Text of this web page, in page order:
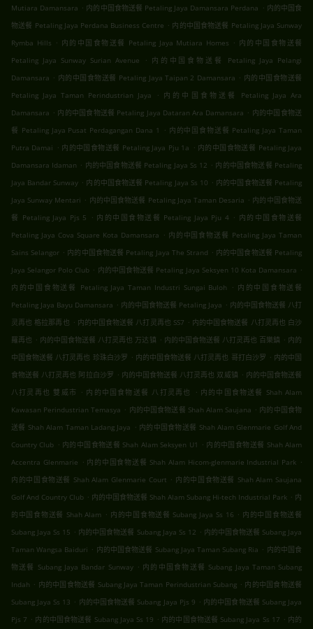
Mutiara Damansara . 内的中国食物送餐 Petaling Jaya Damansara Perdana . 内的中国食
物送餐 Petaling Jaya Perdana Business Centre . 内的中国食物送餐 Petaling Jaya Sunway
Rymba Hills . 内的中国食物送餐 Petaling Jaya Mutiara Homes . 内的中国食物送餐
Petaling Jaya Sunway Surian Avenue
. 内的中国食物送餐 Petaling Jaya Pelangi
Damansara . 内的中国食物送餐 Petaling Jaya Taipan 2 Damansara . 内的中国食物送餐
Petaling Jaya Taman Perindustrian Jaya
. 内的中国食物送餐 Petaling Jaya Ara
Damansara . 内的中国食物送餐 Petaling Jaya Dataran Ara Damansara . 内的中国食物送
餐 Petaling Jaya Pusat Perdagangan Dana 1
. 内的中国食物送餐 Petaling Jaya Taman
Putra Damai . 内的中国食物送餐 Petaling Jaya Pju 1a . 内的中国食物送餐 Petaling Jaya
Damansara Idaman . 内的中国食物送餐 Petaling Jaya Ss 12 . 内的中国食物送餐 Petaling
Jaya Bandar Sunway . 内的中国食物送餐 Petaling Jaya Ss 10 . 内的中国食物送餐 Petaling
Jaya Sunway Mentari . 内的中国食物送餐 Petaling Jaya Taman Desaria . 内的中国食物送
餐 Petaling Jaya Pjs 5
. 内的中国食物送餐 Petaling Jaya Pju 4 . 内的中国食物送餐
Petaling Jaya Cova Square Kota Damansara . 内的中国食物送餐 Petaling Jaya Taman
Sains Selangor . 内的中国食物送餐 Petaling Jaya The Strand . 内的中国食物送餐 Petaling
Jaya Selangor Polo Club . 内的中国食物送餐 Petaling Jaya Seksyen 10 Kota Damansara .
内的中国食物送餐 Petaling Jaya Taman Industri Sungai Buloh
. 内的中国食物送餐
Petaling Jaya Bayu Damansara . 内的中国食物送餐 Petaling Jaya . 内的中国食物送餐 八打
灵再也 格拉那再也 . 内的中国食物送餐 八打灵再也 SS7 . 内的中国食物送餐 八打灵再也 白沙
羅再也 . 内的中国食物送餐 八打灵再也 万达镇 . 内的中国食物送餐 八打灵再也 百樂鎮 . 内的
中国食物送餐 八打灵再也 珍珠白沙罗 . 内的中国食物送餐 八打灵再也 哥打白沙罗 . 内的中国
食物送餐 八打灵再也 阿拉白沙罗 . 内的中国食物送餐 八打灵再也 双威镇 . 内的中国食物送餐
八打灵再也 雙威市
. 内的中国食物送餐 八打灵再也 . 内的中国食物送餐 Shah Alam
Kawasan Perindustrian Temasya . 内的中国食物送餐 Shah Alam Saujana . 内的中国食物
送餐 Shah Alam Taman Ladang Jaya . 内的中国食物送餐 Shah Alam Glenmarie Golf And
Country Club . 内的中国食物送餐 Shah Alam Seksyen U1 . 内的中国食物送餐 Shah Alam
Accentra Glenmarie . 内的中国食物送餐 Shah Alam Hicom-glenmarie Industrial Park .
内的中国食物送餐 Shah Alam Glenmarie Court . 内的中国食物送餐 Shah Alam Saujana
Golf And Country Club . 内的中国食物送餐 Shah Alam Subang Hi-tech Industrial Park . 内
的中国食物送餐 Shah Alam . 内的中国食物送餐 Subang Jaya Ss 16 . 内的中国食物送餐
Subang Jaya Ss 15 . 内的中国食物送餐 Subang Jaya Ss 12 . 内的中国食物送餐 Subang Jaya
Taman Wangsa Baiduri . 内的中国食物送餐 Subang Jaya Taman Subang Ria . 内的中国食
物送餐 Subang Jaya Bandar Sunway . 内的中国食物送餐 Subang Jaya Taman Subang
Indah . 内的中国食物送餐 Subang Jaya Taman Perindustrian Subang . 内的中国食物送餐
Subang Jaya Ss 13 . 内的中国食物送餐 Subang Jaya Pjs 9 . 内的中国食物送餐 Subang Jaya
Pjs 7 . 内的中国食物送餐 Subang Jaya Ss 19 . 内的中国食物送餐 Subang Jaya Ss 17 . 内的